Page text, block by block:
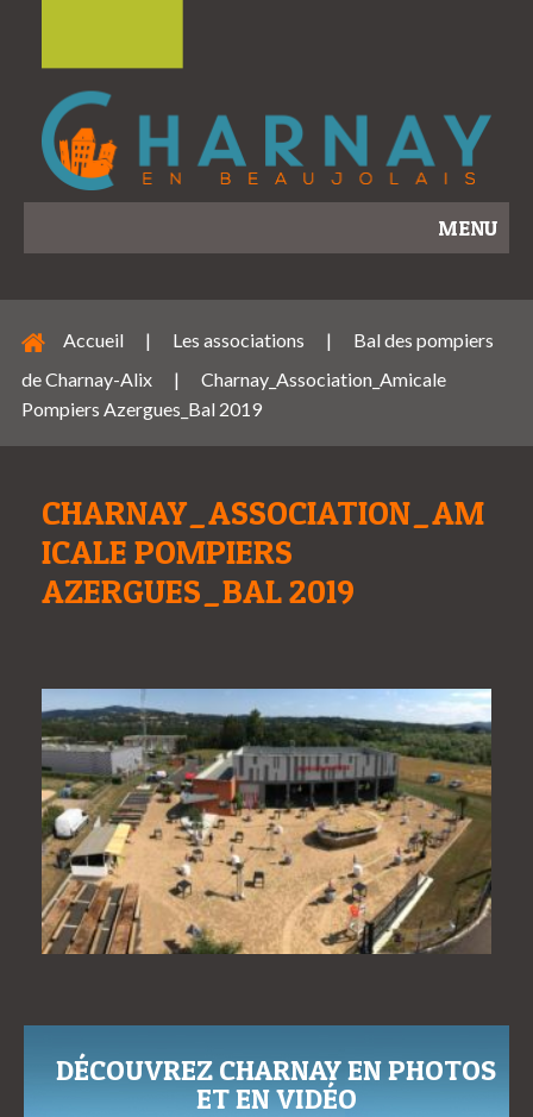
MENU
Accueil | Les associations |
Bal des pompiers
de Charnay-Alix
|
Charnay_Association_Amicale
Pompiers Azergues_Bal 2019
CHARNAY_ASSOCIATION_AM
ICALE POMPIERS
AZERGUES_BAL 2019
DÉCOUVREZ CHARNAY EN PHOTOS
ET EN VIDÉO